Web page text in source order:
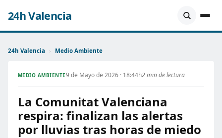
24h Valencia
24h Valencia › Medio Ambiente
MEDIO AMBIENTE9 de Mayo de 2026 · 18:44h2 min de lectura
La Comunitat Valenciana
respira: finalizan las alertas
por lluvias tras horas de miedo